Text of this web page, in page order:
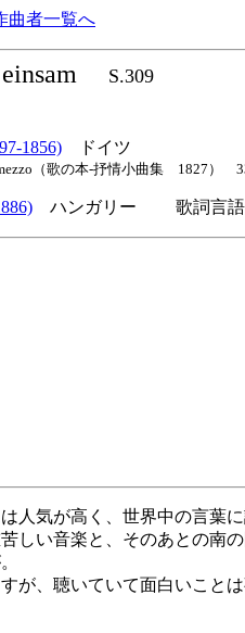
曲者一覧へ
S.309
1856) ドイツ
（歌の本-抒情小曲集 1827） 33
ハンガリー 歌詞言語
人気が高く、世界中の言葉
しい音楽と、そのあとの南
が、聴いていて面白いことは